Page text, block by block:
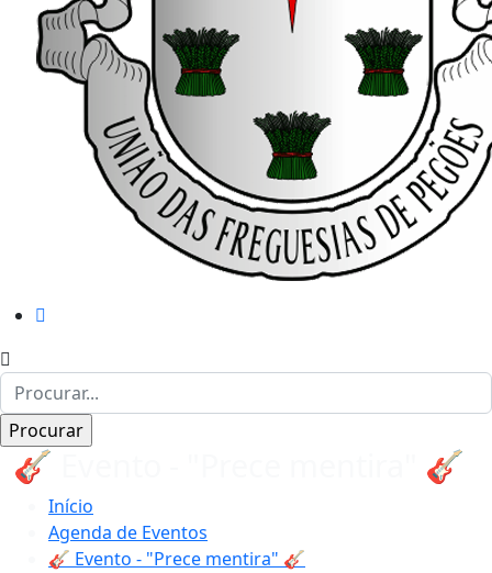
🎸 Evento - "Prece mentira" 🎸
Início
Agenda de Eventos
🎸 Evento - "Prece mentira" 🎸